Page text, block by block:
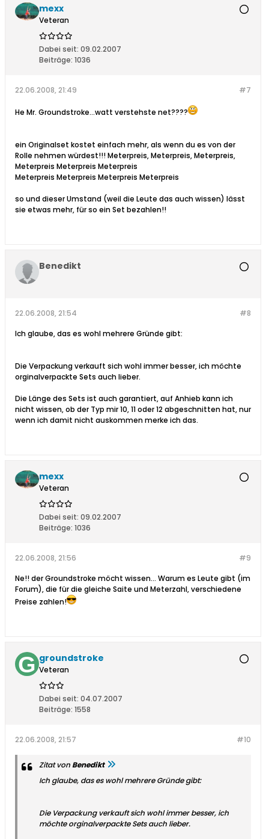
mexx
Veteran
Dabei seit: 09.02.2007
Beiträge: 1036
#7
22.06.2008, 21:49
He Mr. Groundstroke...watt verstehste net????
ein Originalset kostet einfach mehr, als wenn du es von der
Rolle nehmen würdest!!! Meterpreis, Meterpreis, Meterpreis,
Meterpreis Meterpreis Meterpreis
Meterpreis Meterpreis Meterpreis Meterpreis
so und dieser Umstand (weil die Leute das auch wissen) lässt
sie etwas mehr, für so ein Set bezahlen!!
Benedikt
#8
22.06.2008, 21:54
Ich glaube, das es wohl mehrere Gründe gibt:
Die Verpackung verkauft sich wohl immer besser, ich möchte
orginalverpackte Sets auch lieber.
Die Länge des Sets ist auch garantiert, auf Anhieb kann ich
nicht wissen, ob der Typ mir 10, 11 oder 12 abgeschnitten hat, nur
wenn ich damit nicht auskommen merke ich das.
mexx
Veteran
Dabei seit: 09.02.2007
Beiträge: 1036
#9
22.06.2008, 21:56
Ne!! der Groundstroke möcht wissen... Warum es Leute gibt (im
Forum), die für die gleiche Saite und Meterzahl, verschiedene
Preise zahlen!
groundstroke
Veteran
Dabei seit: 04.07.2007
Beiträge: 1558
#10
22.06.2008, 21:57
Zitat vonBenedikt
Ich glaube, das es wohl mehrere Gründe gibt:
Die Verpackung verkauft sich wohl immer besser, ich
möchte orginalverpackte Sets auch lieber.